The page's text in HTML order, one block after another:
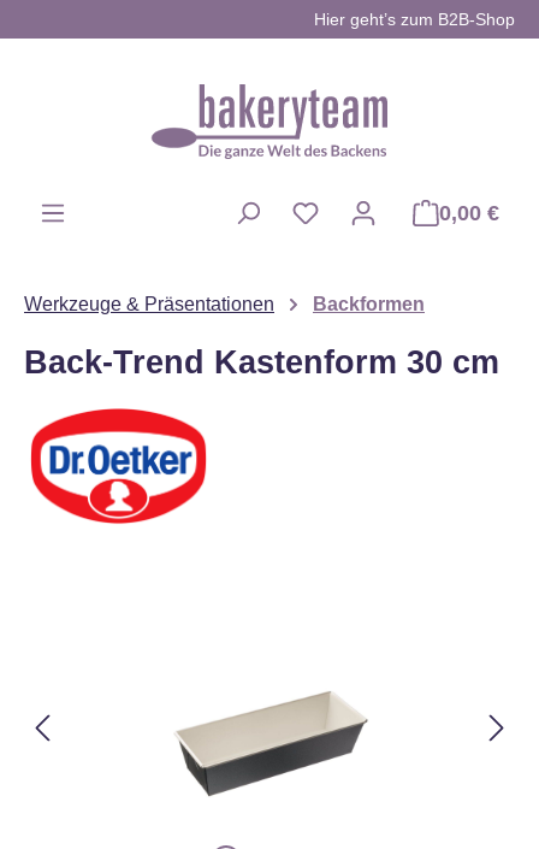
Hier geht’s zum B2B-Shop
0,00 €
Werkzeuge & Präsentationen Backformen
Back-Trend Kastenform 30 cm